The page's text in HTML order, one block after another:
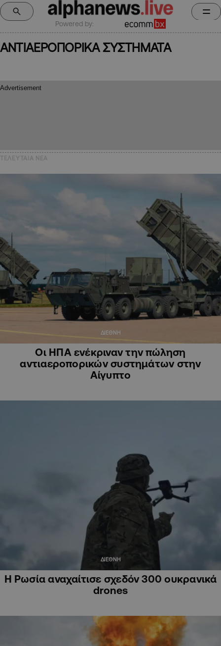
Powered by:
ΑΝΤΙΑΕΡΟΠΟΡΙΚΑ ΣΥΣΤΗΜΑΤΑ
ΔΙΕΘΝΗ
Οι ΗΠΑ ενέκριναν την πώληση
αντιαεροπορικών συστημάτων στην
Αίγυπτο
ΔΙΕΘΝΗ
Η Ρωσία αναχαίτισε σχεδόν 300 ουκρανικά
drones